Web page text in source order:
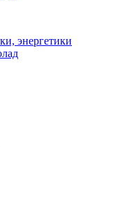
энергетики